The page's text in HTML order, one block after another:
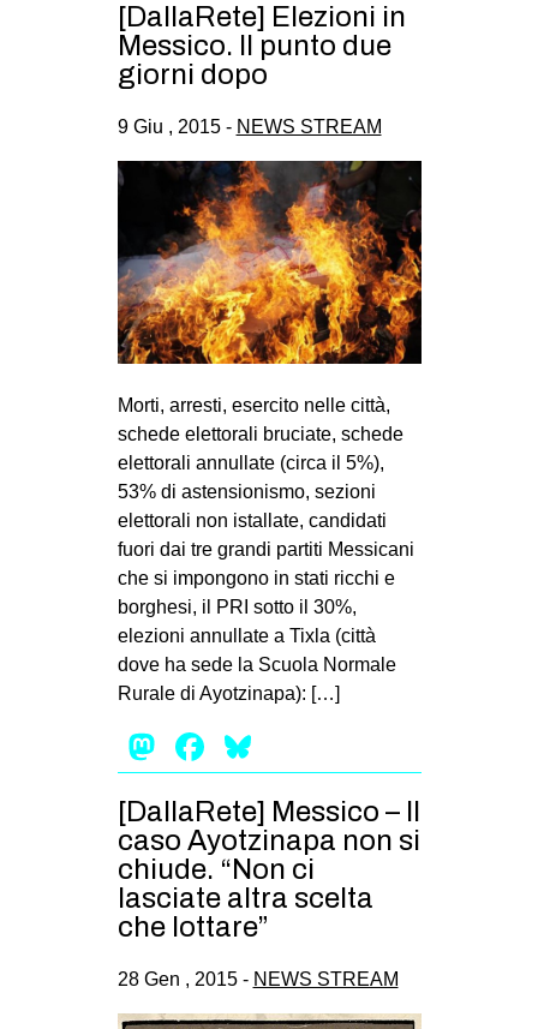
in
bsky
ms
SEARCH
[DallaRete] Elezioni in
Messico. Il punto due
giorni dopo
9 Giu , 2015 - NEWS STREAM
Morti, arresti, esercito nelle città,
schede elettorali bruciate, schede
elettorali annullate (circa il 5%),
53% di astensionismo, sezioni
elettorali non istallate, candidati
fuori dai tre grandi partiti Messicani
che si impongono in stati ricchi e
borghesi, il PRI sotto il 30%,
elezioni annullate a Tixla (città
dove ha sede la Scuola Normale
Rurale di Ayotzinapa): […]
Mastodon
Facebook
[DallaRete] Messico – Il
caso Ayotzinapa non si
chiude. “Non ci
lasciate altra scelta
che lottare”
28 Gen , 2015 - NEWS STREAM